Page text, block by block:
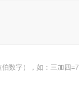
数字），如：三加四=7